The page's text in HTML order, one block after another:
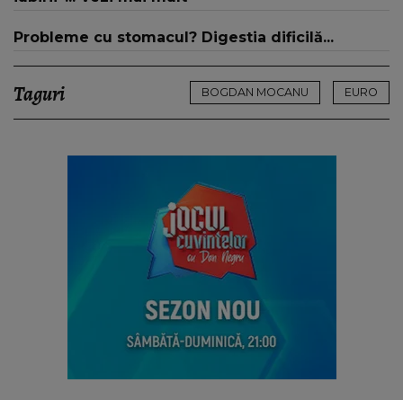
Probleme cu stomacul? Digestia dificilă...
Taguri BOGDAN MOCANU EURO